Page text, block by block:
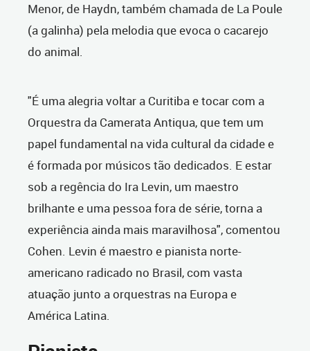
Menor, de Haydn, também chamada de La Poule
(a galinha) pela melodia que evoca o cacarejo
do animal.
"É uma alegria voltar a Curitiba e tocar com a
Orquestra da Camerata Antiqua, que tem um
papel fundamental na vida cultural da cidade e
é formada por músicos tão dedicados. E estar
sob a regência do Ira Levin, um maestro
brilhante e uma pessoa fora de série, torna a
experiência ainda mais maravilhosa", comentou
Cohen. Levin é maestro e pianista norte-
americano radicado no Brasil, com vasta
atuação junto a orquestras na Europa e
América Latina.